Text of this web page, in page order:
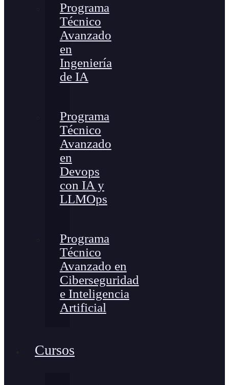
Programa
Técnico
Avanzado
en
Ingeniería
de IA
Programa
Técnico
Avanzado
en
Devops
con IA y
LLMOps
Programa
Técnico
Avanzado en
Ciberseguridad
e Inteligencia
Artificial
Cursos